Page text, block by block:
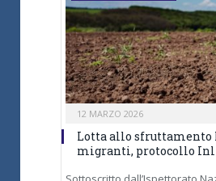
12 MARZO 2026
Lotta allo sfruttamento
migranti, protocollo Inl